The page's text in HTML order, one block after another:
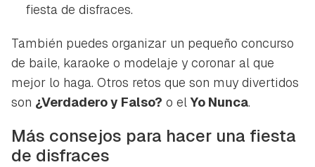
fiesta de disfraces.
También puedes organizar un pequeño concurso
de baile, karaoke o modelaje y coronar al que
mejor lo haga. Otros retos que son muy divertidos
son ¿Verdadero y Falso? o elYo Nunca.
Más consejos para hacer una fiesta
de disfraces